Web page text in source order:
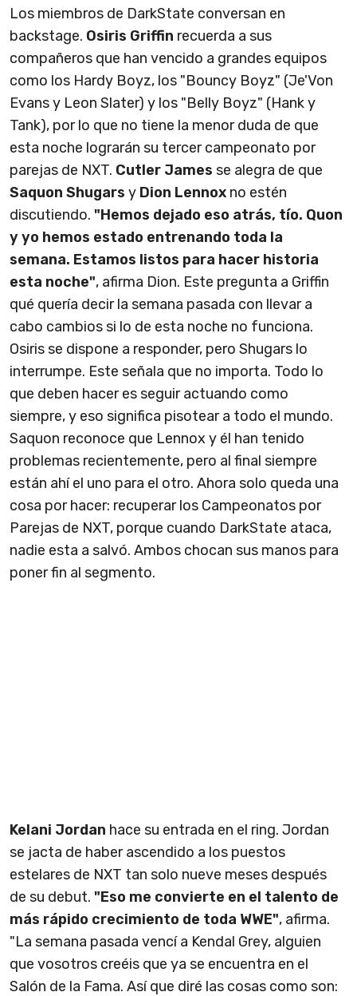
Los miembros de DarkState conversan en
backstage. Osiris Griffin recuerda a sus
compañeros que han vencido a grandes equipos
como los Hardy Boyz, los "Bouncy Boyz" (Je'Von
Evans y Leon Slater) y los "Belly Boyz" (Hank y
Tank), por lo que no tiene la menor duda de que
esta noche lograrán su tercer campeonato por
parejas de NXT. Cutler James se alegra de que
Saquon Shugars y Dion Lennox no estén
discutiendo. "Hemos dejado eso atrás, tío. Quon
y yo hemos estado entrenando toda la
semana. Estamos listos para hacer historia
esta noche", afirma Dion. Este pregunta a Griffin
qué quería decir la semana pasada con llevar a
cabo cambios si lo de esta noche no funciona.
Osiris se dispone a responder, pero Shugars lo
interrumpe. Este señala que no importa. Todo lo
que deben hacer es seguir actuando como
siempre, y eso significa pisotear a todo el mundo.
Saquon reconoce que Lennox y él han tenido
problemas recientemente, pero al final siempre
están ahí el uno para el otro. Ahora solo queda una
cosa por hacer: recuperar los Campeonatos por
Parejas de NXT, porque cuando DarkState ataca,
nadie esta a salvó. Ambos chocan sus manos para
poner fin al segmento.
Kelani Jordan hace su entrada en el ring. Jordan
se jacta de haber ascendido a los puestos
estelares de NXT tan solo nueve meses después
de su debut. "Eso me convierte en el talento de
más rápido crecimiento de toda WWE", afirma.
"La semana pasada vencí a Kendal Grey, alguien
que vosotros creéis que ya se encuentra en el
Salón de la Fama. Así que diré las cosas como son: